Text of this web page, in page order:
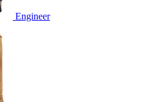
Engineer